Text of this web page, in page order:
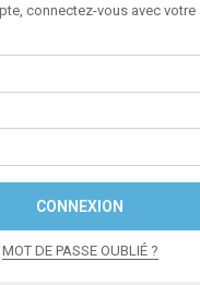
connectez-vous avec votre
CONNEXION
MOT DE PASSE OUBLIÉ ?